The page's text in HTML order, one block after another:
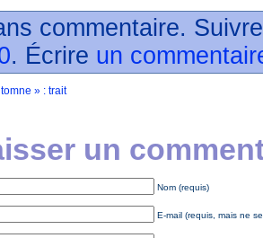
commentaire.
. Écrire un
» : trait
un
Nom (requis)
E-mail (requis, mais ne